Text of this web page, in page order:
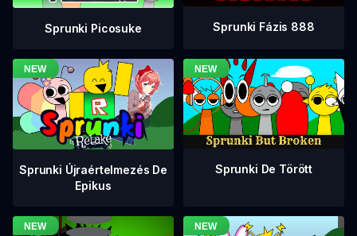
Sprunki Picosuke Sprunki Fázis 888
Sprunki Újraértelmezés De
Epikus
Sprunki De Törött